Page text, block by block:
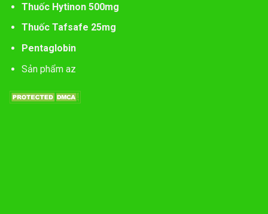
Thuốc Hytinon 500mg
Thuốc Tafsafe 25mg
Pentaglobin
Sản phẩm az